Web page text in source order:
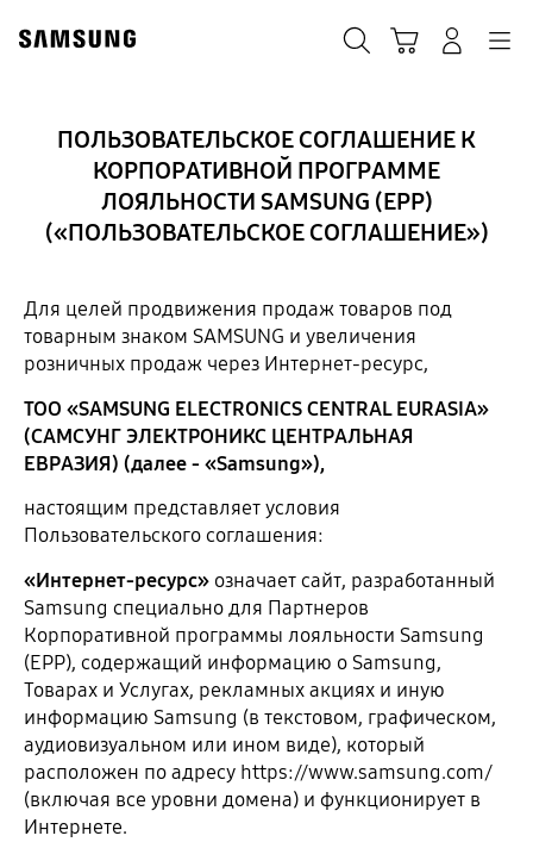
content
ПОЛЬЗОВАТЕЛЬСКОЕ СОГЛАШЕНИЕ К
КОРПОРАТИВНОЙ ПРОГРАММЕ
ЛОЯЛЬНОСТИ SAMSUNG (EPP)
(«ПОЛЬЗОВАТЕЛЬСКОЕ СОГЛАШЕНИЕ»)
Для целей продвижения продаж товаров под
товарным знаком SAMSUNG и увеличения
розничных продаж через Интернет-ресурс,
ТОО «SAMSUNG ELECTRONICS CENTRAL EURASIA»
(САМСУНГ ЭЛЕКТРОНИКС ЦЕНТРАЛЬНАЯ
ЕВРАЗИЯ) (далее - «Samsung»),
настоящим представляет условия
Пользовательского соглашения:
«Интернет-ресурс» означает сайт, разработанный
Samsung специально для Партнеров
Корпоративной программы лояльности Samsung
(EPP), содержащий информацию о Samsung,
Товарах и Услугах, рекламных акциях и иную
информацию Samsung (в текстовом, графическом,
аудиовизуальном или ином виде), который
расположен по адресу https://www.samsung.com/
(включая все уровни домена) и функционирует в
Интернете.